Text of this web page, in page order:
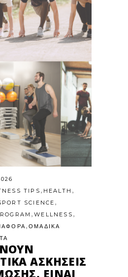
TIPS , HEALTH ,
SCIENCE ,
,WELLNESS ,
,ΟΜΑΔΙΚΑ
ΑΣΚΉΣΕΙΣ
ΕΊΝΑΙ